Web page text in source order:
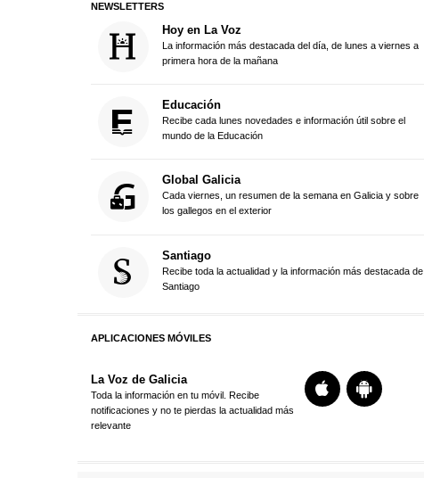
NEWSLETTERS
Hoy en La Voz
La información más destacada del día, de lunes a viernes a
primera hora de la mañana
Educación
Recibe cada lunes novedades e información útil sobre el
mundo de la Educación
Global Galicia
Cada viernes, un resumen de la semana en Galicia y sobre
los gallegos en el exterior
Santiago
Recibe toda la actualidad y la información más destacada de
Santiago
APLICACIONES MÓVILES
La Voz de Galicia
Toda la información en tu móvil. Recibe
notificaciones y no te pierdas la actualidad más
relevante